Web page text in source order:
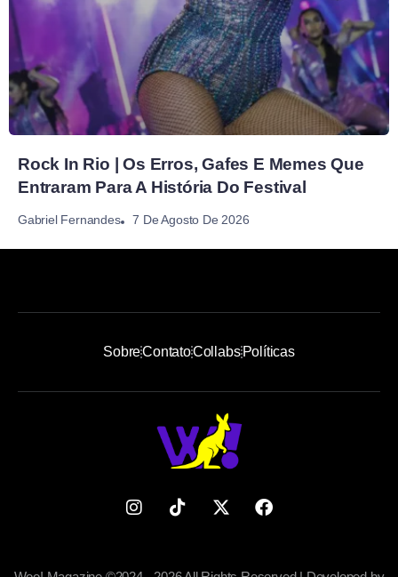
Rock In Rio | Os Erros, Gafes E Memes Que
Entraram Para A História Do Festival
Gabriel Fernandes 7 De Agosto De 2026
SobreContatoCollabsPolíticas